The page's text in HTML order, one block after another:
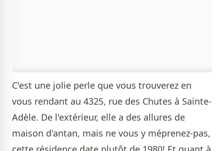
C'est une jolie perle que vous trouverez en
vous rendant au 4325, rue des Chutes à Sainte-
Adèle. De l'extérieur, elle a des allures de
maison d'antan, mais ne vous y méprenez-pas,